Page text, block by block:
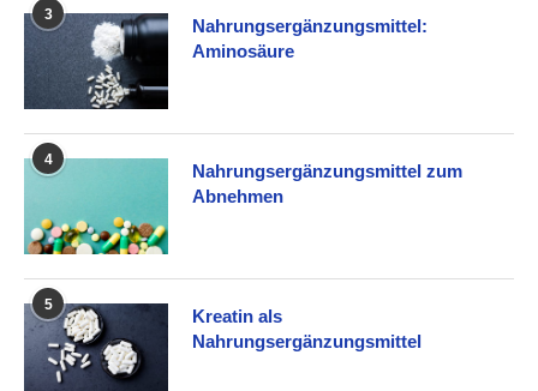
3
Nahrungsergänzungsmittel:
Aminosäure
4
Nahrungsergänzungsmittel zum
Abnehmen
5
Kreatin als
Nahrungsergänzungsmittel